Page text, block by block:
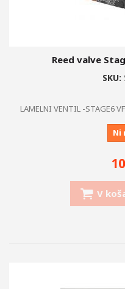
Reed valve
SKU:
LAMELNI VENTIL -STAGE6
Ni
V